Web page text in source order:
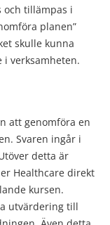
och tillämpas i
planen”
skulle kunna
i verksamheten.
att genomföra en
Svaren ingår i
detta är
Healthcare direkt
kursen.
utvärdering till